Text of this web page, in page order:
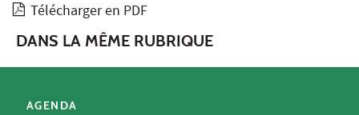
Télécharger en PDF
DANS LA MÊME RUBRIQUE
AGENDA